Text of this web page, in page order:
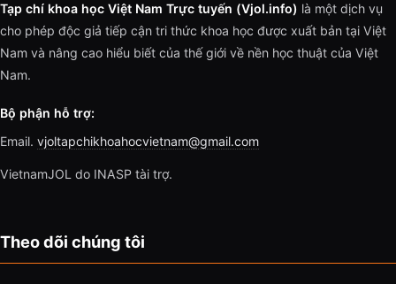
Tạp chí khoa học Việt Nam Trực tuyến (Vjol.info) là một dịch vụ
cho phép độc giả tiếp cận tri thức khoa học được xuất bản tại Việt
Nam và nâng cao hiểu biết của thế giới về nền học thuật của Việt
Nam.
Bộ phận hỗ trợ:
Email. vjoltapchikhoahocvietnam@gmail.com
VietnamJOL do INASP tài trợ.
Theo dõi chúng tôi